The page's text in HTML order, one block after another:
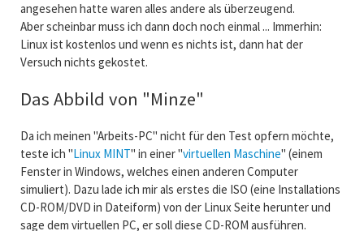
angesehen hatte waren alles andere als überzeugend.
Aber scheinbar muss ich dann doch noch einmal ... Immerhin:
Linux ist kostenlos und wenn es nichts ist, dann hat der
Versuch nichts gekostet.
Das Abbild von "Minze"
Da ich meinen "Arbeits-PC" nicht für den Test opfern möchte,
teste ich "Linux MINT" in einer "virtuellen Maschine" (einem
Fenster in Windows, welches einen anderen Computer
simuliert). Dazu lade ich mir als erstes die ISO (eine Installations
CD-ROM/DVD in Dateiform) von der Linux Seite herunter und
sage dem virtuellen PC, er soll diese CD-ROM ausführen.